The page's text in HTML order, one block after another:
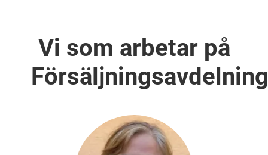
Vi som arbetar på